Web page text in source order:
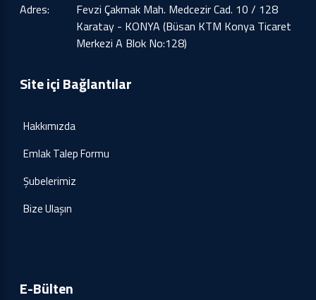
Adres:
Fevzi Çakmak Mah. Medcezir Cad. 10 / 128
Karatay - KONYA (Büsan KTM Konya Ticaret
Merkezi A Blok No:128)
Site içi Bağlantılar
Hakkımızda
Emlak Talep Formu
Şubelerimiz
Bize Ulaşın
E-Bülten